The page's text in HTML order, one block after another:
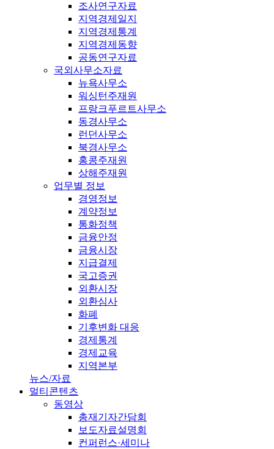
조사연구자료
지역경제일지
지역경제통계
지역경제동향
공동연구자료
국외사무소자료
뉴욕사무소
워싱턴주재원
프랑크푸르트사무소
동경사무소
런던사무소
북경사무소
홍콩주재원
상해주재원
업무별 정보
경영정보
계약정보
통화정책
금융안정
금융시장
지급결제
국고증권
외환시장
외환심사
화폐
기후변화 대응
경제통계
경제교육
지역본부
뉴스/자료
멀티콘텐츠
동영상
총재기자간담회
보도자료설명회
컨퍼런스·세미나